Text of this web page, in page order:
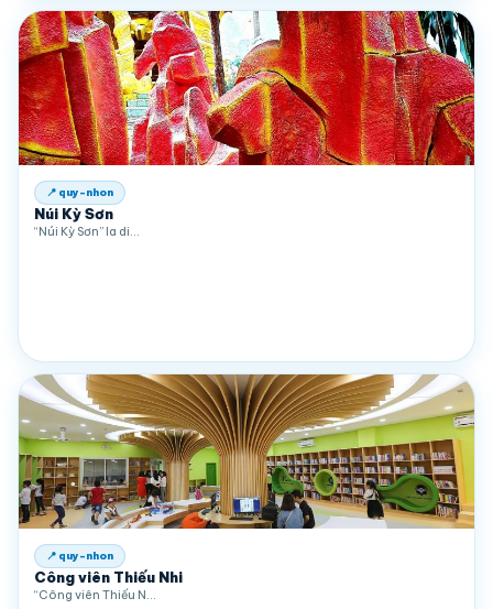
📍 quy-nhon
Núi Kỳ Sơn
“Núi Kỳ Sơn” la di…
📍 quy-nhon
Công viên Thiếu Nhi
“Công viên Thiếu N…